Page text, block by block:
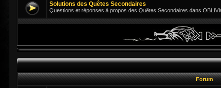
Solutions des Quêtes Secondaires
Questions et réponses à propos des Quêtes Secondaires dans
Forum